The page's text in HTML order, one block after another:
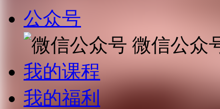
公众号
微信公众
我的课程
我的福利